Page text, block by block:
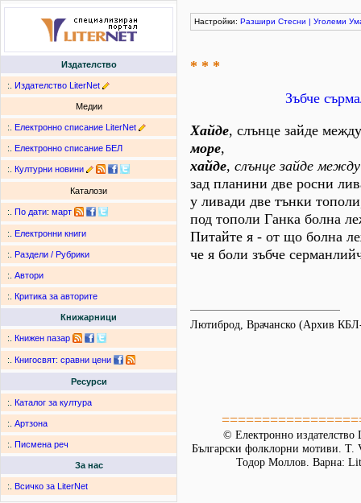
Издателство
:. Издателство LiterNet
Медии
:. Електронно списание LiterNet
:. Електронно списание БЕЛ
:. Културни новини
Каталози
:. По дати: март
:. Електронни книги
:. Раздели / Рубрики
:. Автори
:. Критика за авторите
Книжарници
:. Книжен пазар
:. Книгосвят: сравни цени
Ресурси
:. Каталог за култура
:. Артзона
:. Писмена реч
За нас
:. Всичко за LiterNet
Настройки: Разшири Стесни | Уголеми
* * *
Зъбче
Хайде, слънце зайде
море,
хайде, слънце зайде
зад планини две росни
у ливади две тънки
под тополи Ганка болна
Питайте я - от що болна
че я боли зъбче
Лютиброд, Врачанско (Архив
© Електронно издателство
Български фолклорни мотиви.
Тодор Моллов. Варна: